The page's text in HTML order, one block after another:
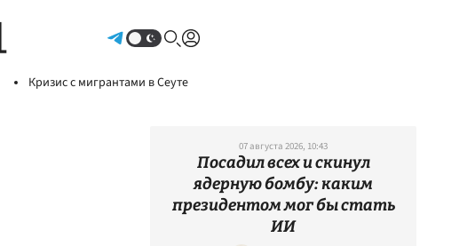
Кризис с мигрантами в Сеуте
07 августа 2026, 10:43
Посадил всех и скинул
ядерную бомбу: каким
президентом мог бы стать
ИИ